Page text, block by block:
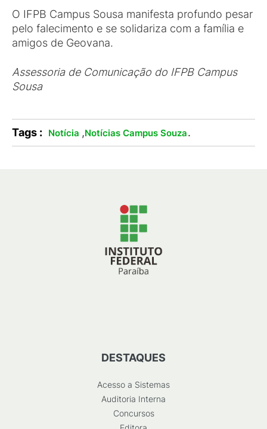
O IFPB Campus Sousa manifesta profundo pesar
pelo falecimento e se solidariza com a família e
amigos de Geovana.
Assessoria de Comunicação do IFPB Campus
Sousa
Tags : Notícia ,Notícias Campus Souza.
DESTAQUES
Acesso a Sistemas
Auditoria Interna
Concursos